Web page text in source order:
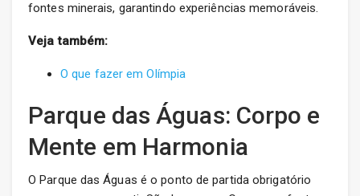
fontes minerais, garantindo experiências memoráveis.
Veja também:
O que fazer em Olímpia
Parque das Águas: Corpo e
Mente em Harmonia
O Parque das Águas é o ponto de partida obrigatório